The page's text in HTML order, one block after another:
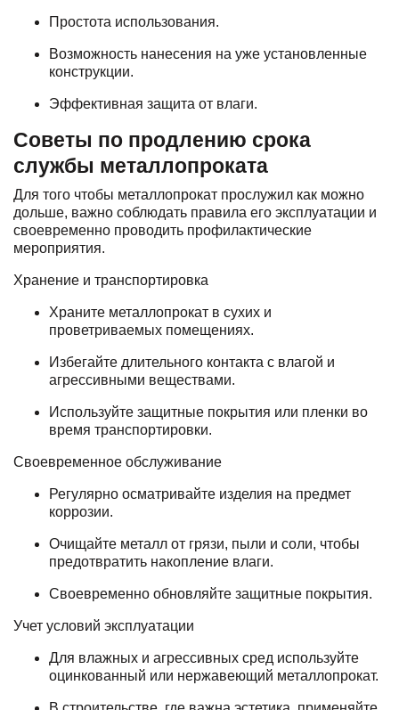
Простота использования.
Возможность нанесения на уже установленные
конструкции.
Эффективная защита от влаги.
Советы по продлению срока
службы металлопроката
Для того чтобы металлопрокат прослужил как можно
дольше, важно соблюдать правила его эксплуатации и
своевременно проводить профилактические
мероприятия.
Хранение и транспортировка
Храните металлопрокат в сухих и
проветриваемых помещениях.
Избегайте длительного контакта с влагой и
агрессивными веществами.
Используйте защитные покрытия или пленки во
время транспортировки.
Своевременное обслуживание
Регулярно осматривайте изделия на предмет
коррозии.
Очищайте металл от грязи, пыли и соли, чтобы
предотвратить накопление влаги.
Своевременно обновляйте защитные покрытия.
Учет условий эксплуатации
Для влажных и агрессивных сред используйте
оцинкованный или нержавеющий металлопрокат.